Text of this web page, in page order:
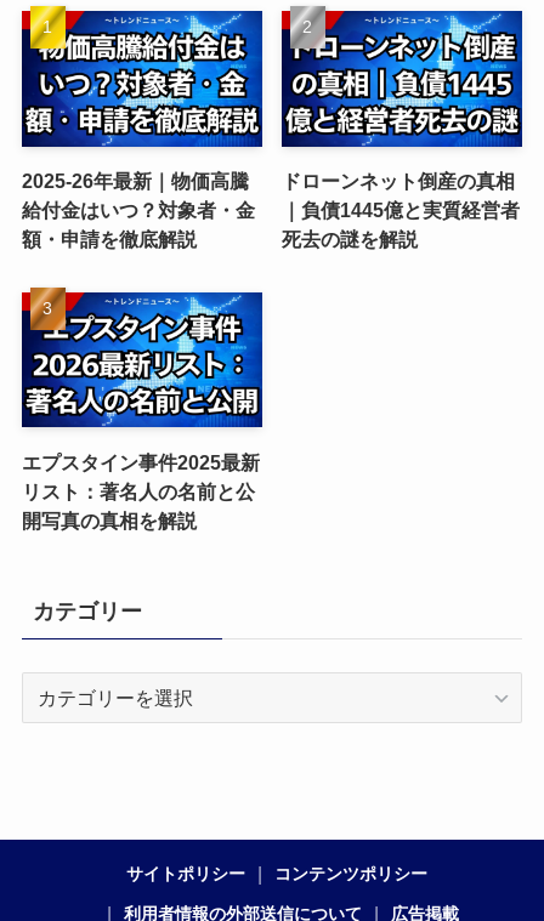
2025-26年最新｜物価高騰
給付金はいつ？対象者・金
額・申請を徹底解説
ドローンネット倒産の真相
｜負債1445億と実質経営者
死去の謎を解説
エプスタイン事件2025最新
リスト：著名人の名前と公
開写真の真相を解説
カテゴリー
サイトポリシー コンテンツポリシー
利用者情報の外部送信について 広告掲載